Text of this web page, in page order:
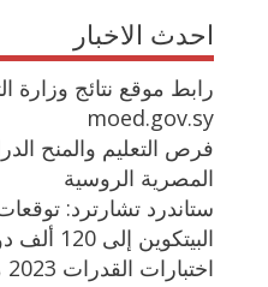
احدث الاخبار
رابط موقع نتائج وزارة
moed.gov.sy
فرص التعليم والمنح
المصرية الروسية
ستاندرد تشارترد:
البيتكوين إلى 120 ألف دولار